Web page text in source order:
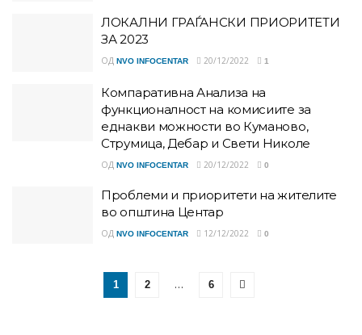
ЛОКАЛНИ ГРАЃАНСКИ ПРИОРИТЕТИ
ЗА 2023
ОД NVO INFOCENTAR 20/12/2022 1
Компаративна Анализа на
функционалност на комисиите за
еднакви можности во Куманово,
Струмица, Дебар и Свети Николе
ОД NVO INFOCENTAR 20/12/2022 0
Проблеми и приоритети на жителите
во општина Центар
ОД NVO INFOCENTAR 12/12/2022 0
1 2 … 6